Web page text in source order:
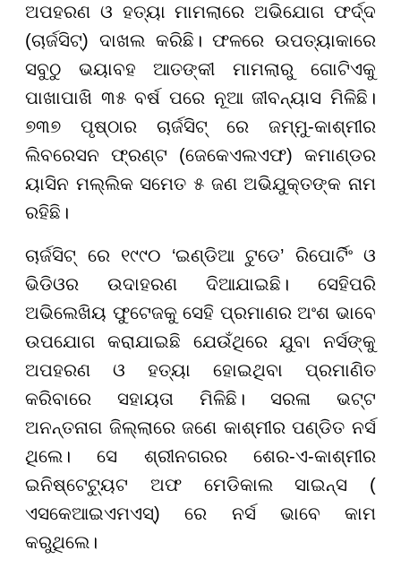
ଅପହରଣ ଓ ହତ୍ୟା ମାମଲାରେ ଅଭିଯୋଗ ଫର୍ଦ୍ଦ
(ଚାର୍ଜସିଟ୍) ଦାଖଲ କରିଛି। ଫଳରେ ଉପତ୍ୟାକାରେ
ସବୁଠୁ ଭୟାବହ ଆତଙ୍କୀ ମାମଲାରୁ ଗୋଟିଏକୁ
ପାଖାପାଖି ୩୫ ବର୍ଷ ପରେ ନୂଆ ଜୀବନ୍ୟାସ ମିଳିଛି।
୭୩୭ ପୃଷ୍ଠାର ଚାର୍ଜସିଟ୍ ରେ ଜମ୍ମୁ-କାଶ୍ମୀର
ଲିବରେସନ ଫ୍ରଣ୍ଟ (ଜେକେଏଲଏଫ) କମାଣ୍ଡର
ୟାସିନ ମଲ୍ଲିକ ସମେତ ୫ ଜଣ ଅଭିଯୁକ୍ତଙ୍କ ନାମ
ରହିଛି।
ଚାର୍ଜସିଟ୍ ରେ ୧୯୯୦ ‘ଇଣ୍ଡିଆ ଟୁଡେ’ ରିପୋର୍ଟିଂ ଓ
ଭିଡିଓର ଉଦାହରଣ ଦିଆଯାଇଛି। ସେହିପରି
ଅଭିଲେଖିୟ ଫୁଟେଜକୁ ସେହି ପ୍ରମାଣର ଅଂଶ ଭାବେ
ଉପଯୋଗ କରାଯାଇଛି ଯେଉଁଥିରେ ଯୁବା ନର୍ସଙ୍କୁ
ଅପହରଣ ଓ ହତ୍ୟା ହୋଇଥିବା ପ୍ରମାଣିତ
କରିବାରେ ସହାୟତା ମିଳିଛି। ସରଳା ଭଟ୍ଟ
ଅନନ୍ତନାଗ ଜିଲ୍ଲାରେ ଜଣେ କାଶ୍ମୀର ପଣ୍ଡିତ ନର୍ସ
ଥିଲେ। ସେ ଶ୍ରୀନଗରର ଶେର-ଏ-କାଶ୍ମୀର
ଇନିଷ୍ଟେଟ୍ୟୁଟ ଅଫ ମେଡିକାଲ ସାଇନ୍ସ (
ଏସକେଆଇଏମଏସ୍) ରେ ନର୍ସ ଭାବେ କାମ
କରୁଥିଲେ।